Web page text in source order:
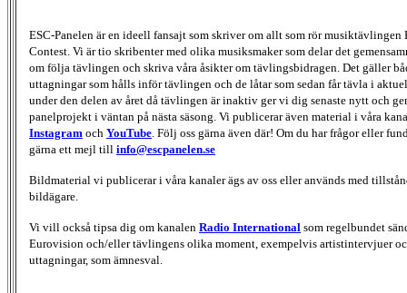
ESC-Panelen är en ideell fansajt som skriver om allt som rör musiktävlingen
Contest. Vi är tio skribenter med olika musiksmaker som delar det
om följa tävlingen och skriva våra åsikter om tävlingsbidragen. Det gäller
uttagningar som hålls inför tävlingen och de låtar som sedan får tävla i
under den delen av året då tävlingen är inaktiv ger vi dig senaste nytt och
panelprojekt i väntan på nästa säsong. Vi publicerar även material i våra
Instagram och YouTube. Följ oss gärna även där! Om du har frågor eller
gärna ett mejl till info@escpanelen.se
Bildmaterial vi publicerar i våra kanaler ägs av oss eller används med
bildägare.
Vi vill också tipsa dig om kanalen Radio International som regelbundet
Eurovision och/eller tävlingens olika moment, exempelvis artistintervjuer
uttagningar, som ämnesval.